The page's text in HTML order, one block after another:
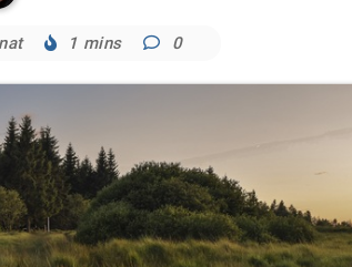
1 mins 0